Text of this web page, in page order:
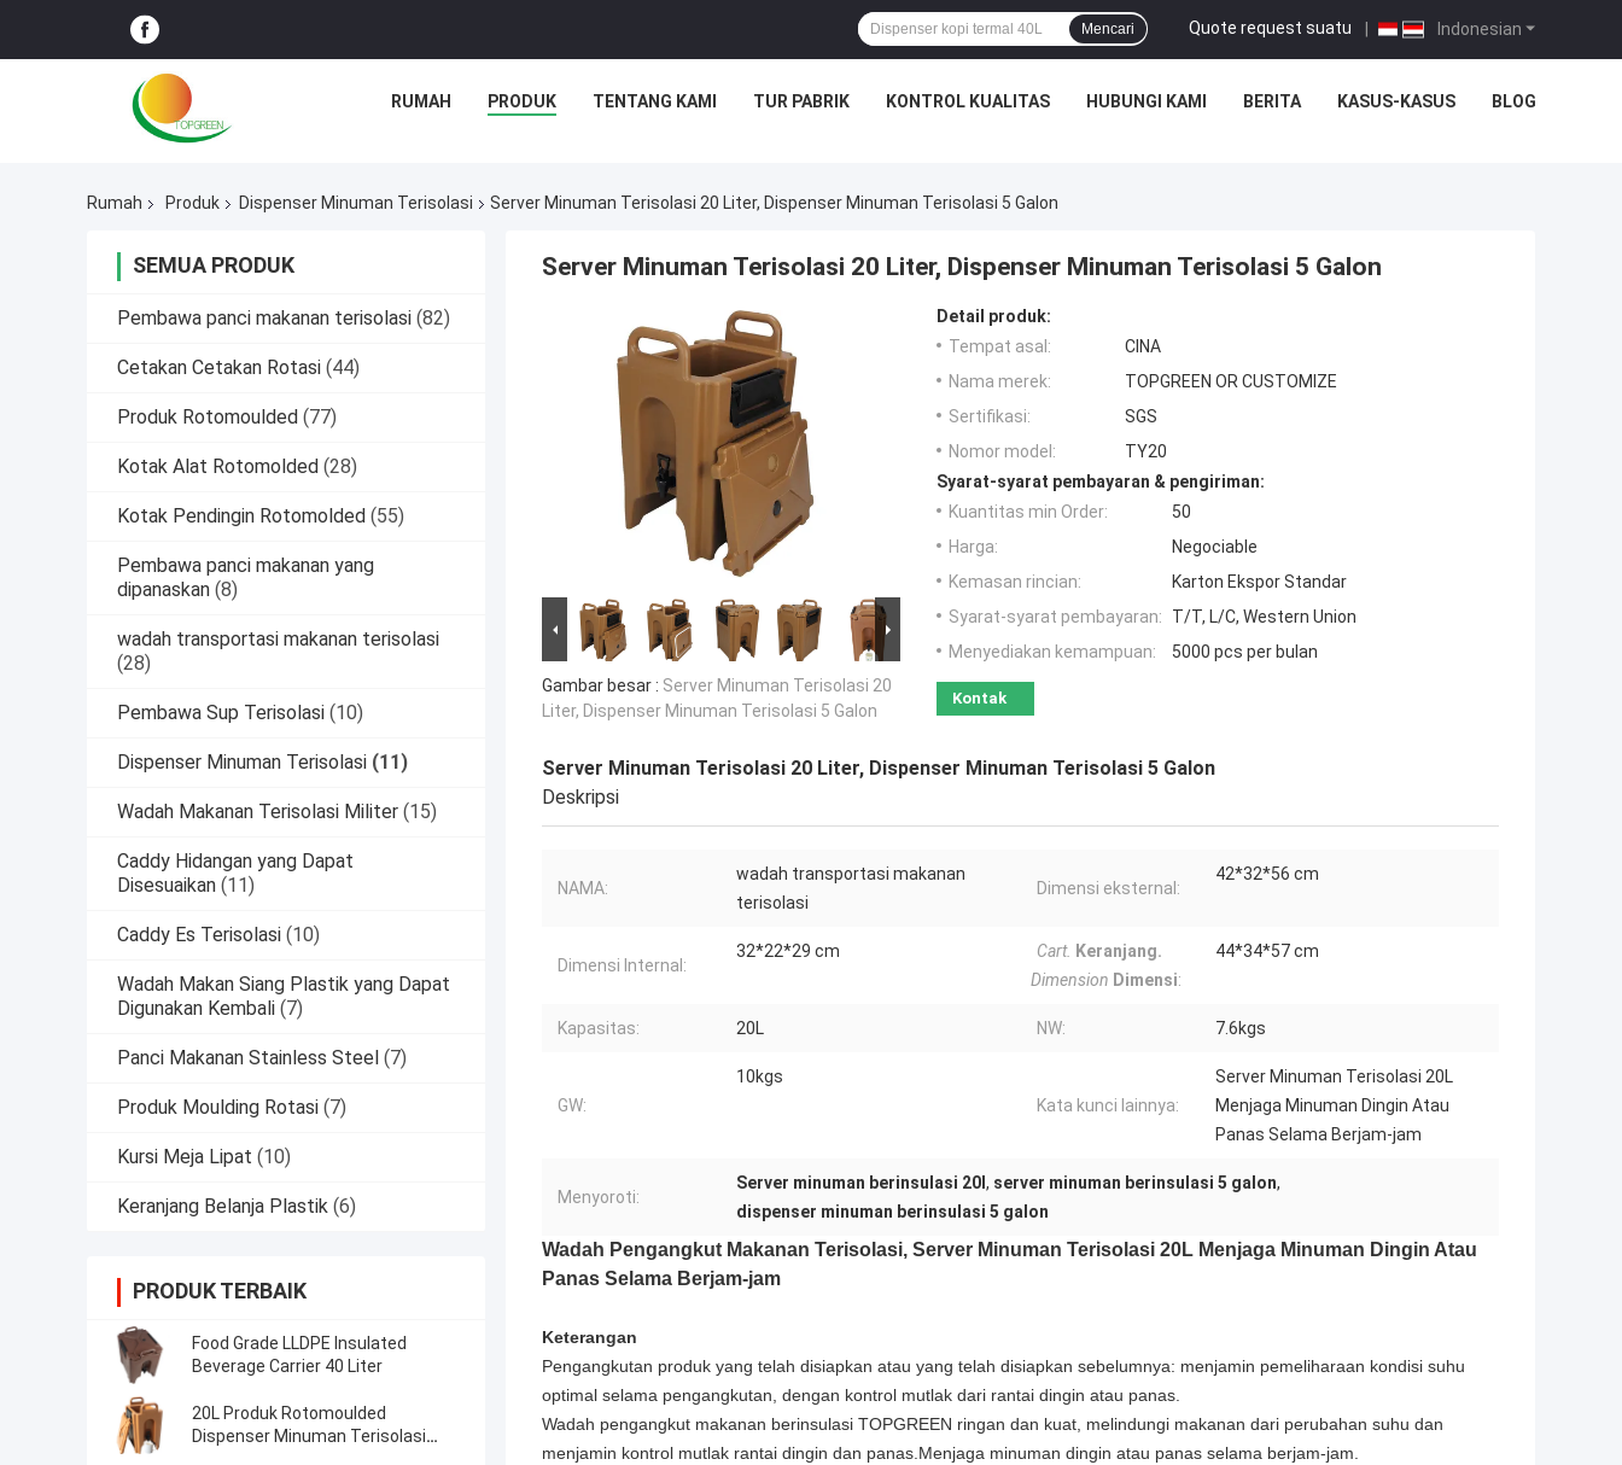
Indonesian
Quote request suatu |
Mencari
RUMAH PRODUK TENTANG KAMI TUR PABRIK KONTROL KUALITAS HUBUNGI KAMI BERITA KASUS-KASUS BLOG
Rumah Produk Dispenser Minuman Terisolasi Server Minuman Terisolasi 20 Liter, Dispenser Minuman Terisolasi 5 Galon
SEMUA PRODUK
Pembawa panci makanan terisolasi (82)
Cetakan Cetakan Rotasi (44)
Produk Rotomoulded (77)
Kotak Alat Rotomolded (28)
Kotak Pendingin Rotomolded (55)
Pembawa panci makanan yang
dipanaskan (8)
wadah transportasi makanan terisolasi
(28)
Pembawa Sup Terisolasi (10)
Dispenser Minuman Terisolasi (11)
Wadah Makanan Terisolasi Militer (15)
Caddy Hidangan yang Dapat
Disesuaikan (11)
Caddy Es Terisolasi (10)
Wadah Makan Siang Plastik yang Dapat
Digunakan Kembali (7)
Panci Makanan Stainless Steel (7)
Produk Moulding Rotasi (7)
Kursi Meja Lipat (10)
Keranjang Belanja Plastik (6)
PRODUK TERBAIK
Food Grade LLDPE Insulated
Beverage Carrier 40 Liter
20L Produk Rotomoulded
Dispenser Minuman Terisolasi
Server Minuman Terisolasi 20 Liter, Dispenser Minuman Terisolasi 5 Galon
Gambar besar : Server Minuman Terisolasi 20
Liter, Dispenser Minuman Terisolasi 5 Galon
Detail produk:
Tempat asal:
CINA
Nama merek:
TOPGREEN OR CUSTOMIZE
Sertifikasi:
SGS
Nomor model:
TY20
Syarat-syarat pembayaran & pengiriman:
Kuantitas min Order:
50
Harga:
Negociable
Kemasan rincian:
Karton Ekspor Standar
Syarat-syarat pembayaran:
T/T, L/C, Western Union
Menyediakan kemampuan:
5000 pcs per bulan
Kontak
Server Minuman Terisolasi 20 Liter, Dispenser Minuman Terisolasi 5 Galon
Deskripsi
NAMA:
wadah transportasi makanan
terisolasi
Dimensi eksternal:
42*32*56 cm
Dimensi Internal:
32*22*29 cm Cart. Keranjang.
Dimension Dimensi:
44*34*57 cm
Kapasitas: 20L NW: 7.6kgs
GW:
10kgs
Kata kunci lainnya:
Server Minuman Terisolasi 20L
Menjaga Minuman Dingin Atau
Panas Selama Berjam-jam
Menyoroti:
Server minuman berinsulasi 20l , server minuman berinsulasi 5 galon,
dispenser minuman berinsulasi 5 galon
Wadah Pengangkut Makanan Terisolasi, Server Minuman Terisolasi 20L Menjaga Minuman Dingin Atau
Panas Selama Berjam-jam
Keterangan
Pengangkutan produk yang telah disiapkan atau yang telah disiapkan sebelumnya: menjamin pemeliharaan kondisi suhu
optimal selama pengangkutan, dengan kontrol mutlak dari rantai dingin atau panas.
Wadah pengangkut makanan berinsulasi TOPGREEN ringan dan kuat, melindungi makanan dari perubahan suhu dan
menjamin kontrol mutlak rantai dingin dan panas.Menjaga minuman dingin atau panas selama berjam-jam.